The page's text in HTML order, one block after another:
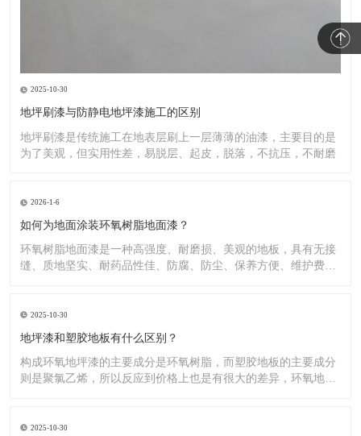
2025-10-30
地坪刷漆与防静电地坪漆施工的区别
地坪刷漆是传统施工在地表层刷上一层薄薄的油漆，主要目的是
为了美观，但实用性差，易脱层、起皮，脱落，不抗压，不耐磨
2026-1-6
如何为地面涂装环氧树脂地面漆？
环氧树脂地面漆是一种高强度、耐磨损、美观的地板，具有无接
缝、质地坚实、耐药品性佳、防腐、防尘、保养方便、维护费用
2025-10-30
地坪漆和塑胶地板有什么区别？
构成环氧地坪漆的主要成分是环氧树脂，而塑胶地板的主要成分
则是聚氯乙烯，所以反应到价格上也是有很大的差异，环氧地坪
2025-10-30